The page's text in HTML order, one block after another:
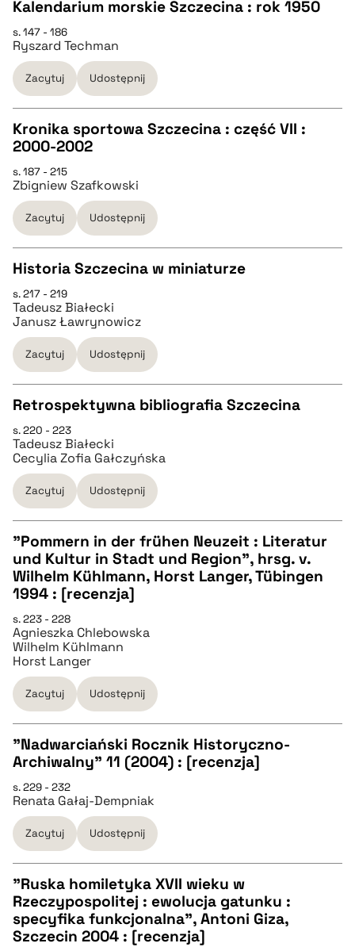
CZYSTY TEKST
pobierz cytat
BIBTEX
pobierz cytat
Kalendarium morskie Szczecina : rok 1950
s. 147 - 186
Ryszard Techman
Zacytuj Udostępnij
pobierz cytat
BIBTEX
pobierz cytat
Kronika sportowa Szczecina : część VII :
2000-2002
s. 187 - 215
Zbigniew Szafkowski
Zacytuj Udostępnij
CZYSTY TEKST
pobierz cytat
pobierz cytat
Historia Szczecina w miniaturze
s. 217 - 219
Tadeusz Białecki
Janusz Ławrynowicz
Zacytuj Udostępnij
CZYSTY TEKST
pobierz cytat
pobierz cytat
Retrospektywna bibliografia Szczecina
s. 220 - 223
Tadeusz Białecki
Cecylia Zofia Gałczyńska
Zacytuj Udostępnij
CZYSTY TEKST
pobierz cytat
BIBTEX
pobierz cytat
"Pommern in der frühen Neuzeit : Literatur
und Kultur in Stadt und Region", hrsg. v.
Wilhelm Kühlmann, Horst Langer, Tübingen
1994 : [recenzja]
s. 223 - 228
Agnieszka Chlebowska
Wilhelm Kühlmann
Horst Langer
Zacytuj Udostępnij
CZYSTY TEKST
pobierz cytat
BIBTEX
pobierz cytat
"Nadwarciański Rocznik Historyczno-
Archiwalny" 11 (2004) : [recenzja]
s. 229 - 232
Renata Gałaj-Dempniak
Zacytuj Udostępnij
CZYSTY TEKST
"Ruska homiletyka XVII wieku w
Rzeczypospolitej : ewolucja gatunku :
specyfika funkcjonalna", Antoni Giza,
Szczecin 2004 : [recenzja]